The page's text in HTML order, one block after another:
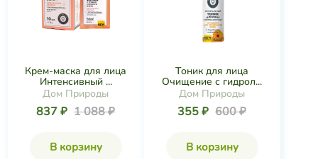
Крем-маска для лица
Интенсивный ...
Дом Природы
837 ₽ 1 088 ₽
В корзину
Тоник для лица
Очищение с гидрол...
Дом Природы
355 ₽ 600 ₽
В корзину